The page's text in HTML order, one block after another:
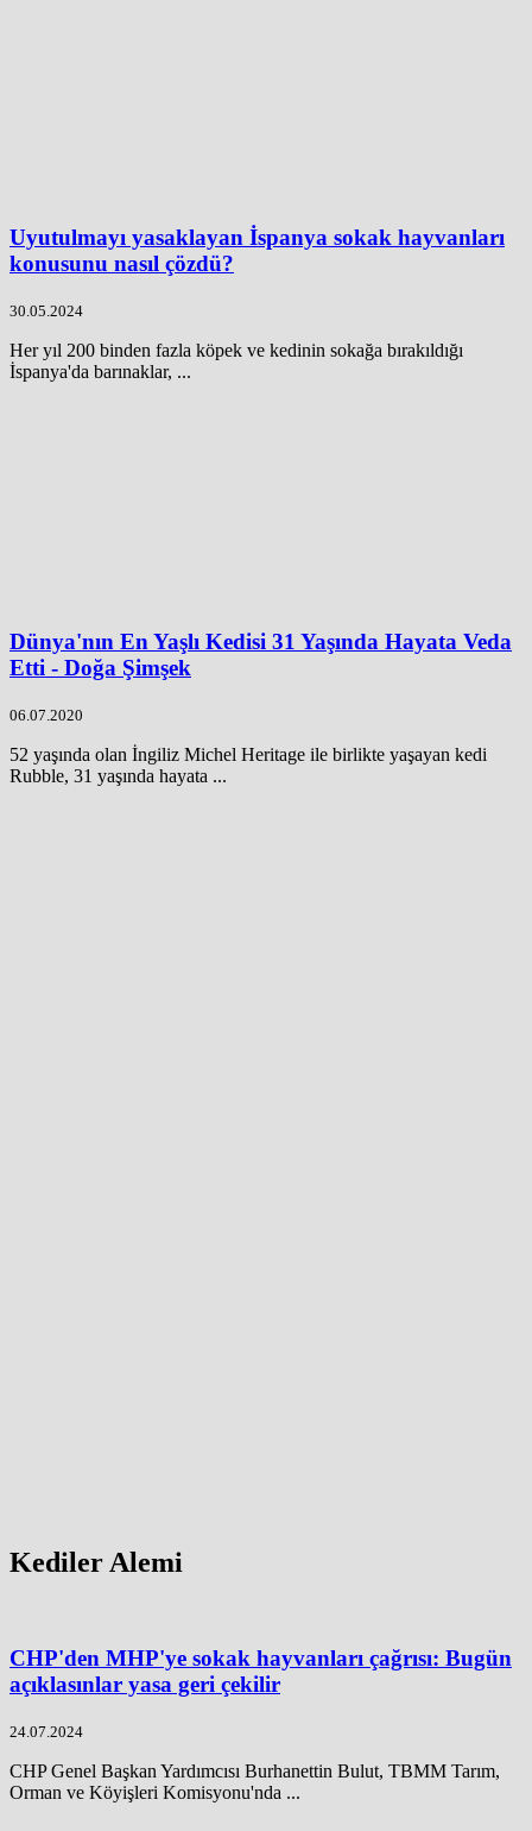
Uyutulmayı yasaklayan İspanya sokak hayvanları
konusunu nasıl çözdü?
30.05.2024
Her yıl 200 binden fazla köpek ve kedinin sokağa bırakıldığı
İspanya'da barınaklar, ...
Dünya'nın En Yaşlı Kedisi 31 Yaşında Hayata Veda
Etti - Doğa Şimşek
06.07.2020
52 yaşında olan İngiliz Michel Heritage ile birlikte yaşayan kedi
Rubble, 31 yaşında hayata ...
Kediler Alemi
CHP'den MHP'ye sokak hayvanları çağrısı: Bugün
açıklasınlar yasa geri çekilir
24.07.2024
CHP Genel Başkan Yardımcısı Burhanettin Bulut, TBMM Tarım,
Orman ve Köyişleri Komisyonu'nda ...